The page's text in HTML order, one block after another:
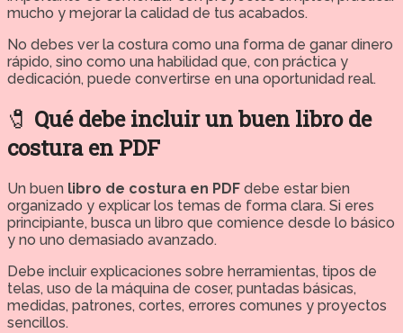
mucho y mejorar la calidad de tus acabados.
No debes ver la costura como una forma de ganar dinero
rápido, sino como una habilidad que, con práctica y
dedicación, puede convertirse en una oportunidad real.
🧷 Qué debe incluir un buen libro de
costura en PDF
Un buen libro de costura en PDF debe estar bien
organizado y explicar los temas de forma clara. Si eres
principiante, busca un libro que comience desde lo básico
y no uno demasiado avanzado.
Debe incluir explicaciones sobre herramientas, tipos de
telas, uso de la máquina de coser, puntadas básicas,
medidas, patrones, cortes, errores comunes y proyectos
sencillos.